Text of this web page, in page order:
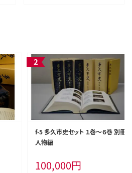
f-5 多久市史セット １巻～６巻 別冊
人物編
100,000円